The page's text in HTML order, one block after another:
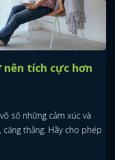
tích cực hơn
số những cảm xúc và
thẳng. Hãy cho phép